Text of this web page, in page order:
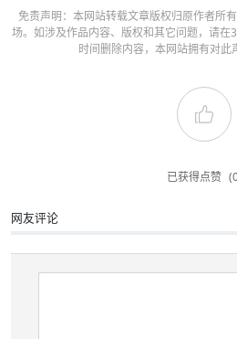
免责声明：本网站转载文章版权归原作者所
场。如涉及作品内容、版权和其它问题，请
时间删除内容，本网站拥有对此
已获得点赞
网友评论